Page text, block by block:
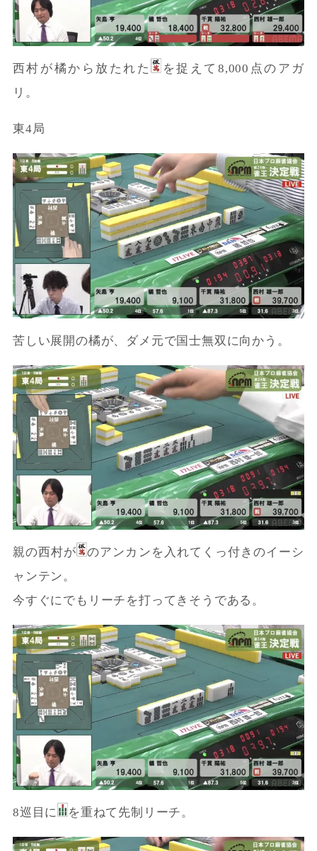
西村が橘から放たれた
を捉えて8,000点のアガ
リ。
東4局
苦しい展開の橘が、ダメ元で国士無双に向かう。
親の西村が
のアンカンを入れてくっ付きのイーシ
ャンテン。
今すぐにでもリーチを打ってきそうである。
8巡目に を重ねて先制リーチ。